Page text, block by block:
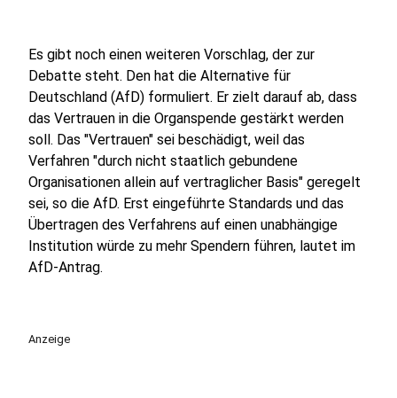
Es gibt noch einen weiteren Vorschlag, der zur
Debatte steht. Den hat die Alternative für
Deutschland (AfD) formuliert. Er zielt darauf ab, dass
das Vertrauen in die Organspende gestärkt werden
soll. Das "Vertrauen" sei beschädigt, weil das
Verfahren "durch nicht staatlich gebundene
Organisationen allein auf vertraglicher Basis" geregelt
sei, so die AfD. Erst eingeführte Standards und das
Übertragen des Verfahrens auf einen unabhängige
Institution würde zu mehr Spendern führen, lautet im
AfD-Antrag.
Anzeige